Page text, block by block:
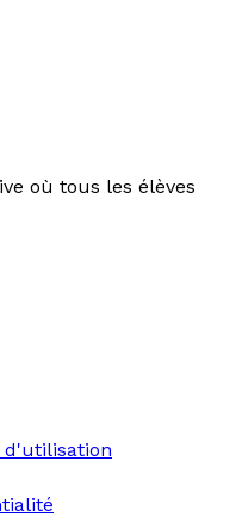
où tous les élèves
d'utilisation